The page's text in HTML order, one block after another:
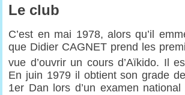
Le club
C’est en mai 1978, alors qu’il
que Didier CAGNET prend les
vue d’ouvrir un cours d’Aïkido. Il
En juin 1979 il obtient son grade
1er Dan lors d’un examen